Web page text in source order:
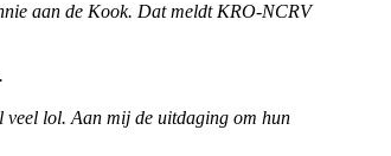
aan de Kook. Dat meldt KRO-NCRV
veel lol. Aan mij de uitdaging om hun